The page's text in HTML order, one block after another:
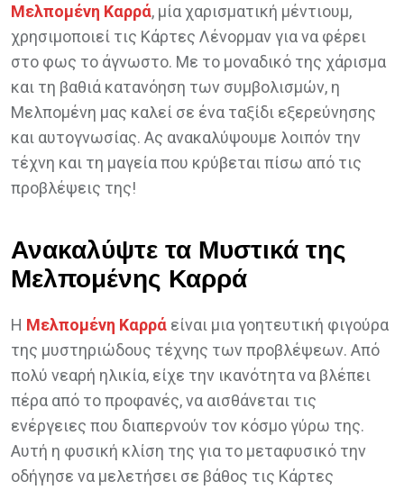
Μελπομένη Καρρά, μία χαρισματική μέντιουμ,
χρησιμοποιεί τις Κάρτες Λένορμαν για να φέρει
στο φως το άγνωστο. Με το μοναδικό της χάρισμα
και τη βαθιά κατανόηση των συμβολισμών, η
Μελπομένη μας καλεί σε ένα ταξίδι εξερεύνησης
και αυτογνωσίας. Ας ανακαλύψουμε λοιπόν την
τέχνη και τη μαγεία που κρύβεται πίσω από τις
προβλέψεις της!
Ανακαλύψτε τα Μυστικά της
Μελπομένης Καρρά
Η Μελπομένη Καρρά είναι μια γοητευτική φιγούρα
της μυστηριώδους τέχνης των προβλέψεων. Από
πολύ νεαρή ηλικία, είχε την ικανότητα να βλέπει
πέρα από το προφανές, να αισθάνεται τις
ενέργειες που διαπερνούν τον κόσμο γύρω της.
Αυτή η φυσική κλίση της για το μεταφυσικό την
οδήγησε να μελετήσει σε βάθος τις Κάρτες